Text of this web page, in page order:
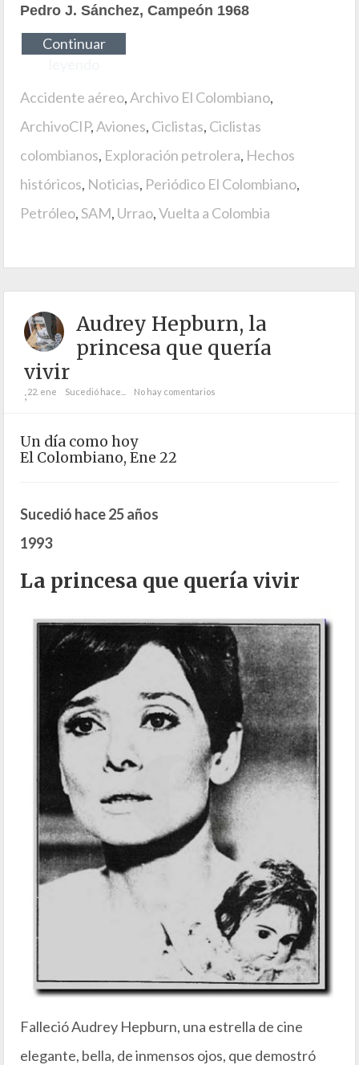
Pedro J. Sánchez, Campeón 1968
Continuar
Accidente aéreo,Archivo El Colombiano,
ArchivoCIP,Aviones, Ciclistas, Ciclistas
colombianos, Exploración petrolera, Hechos
históricos, Noticias, Periódico El Colombiano,
Petróleo,SAM, Urrao,Vuelta a Colombia
Audrey Hepburn, la
princesa que quería
vivir
;22. ene Sucedió hace... No hay comentarios
Un día como hoy
El Colombiano, Ene 22
Sucedió hace 25 años
1993
La princesa que quería vivir
Falleció Audrey Hepburn, una estrella de cine
elegante, bella, de inmensos ojos, que demostró